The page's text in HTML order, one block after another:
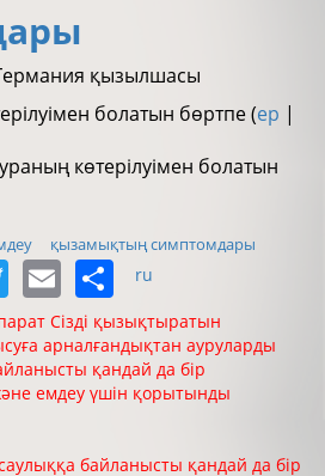
қызылшасы
болатын бөртпе (ер |
көтерілуімен болатын
қызамықтың симптомдары
TwitterEmailShare
ru
Сізді қызықтыратын
арналғандықтан ауруларды
қандай да бір
емдеу үшін қорытынды
байланысты қандай да бір